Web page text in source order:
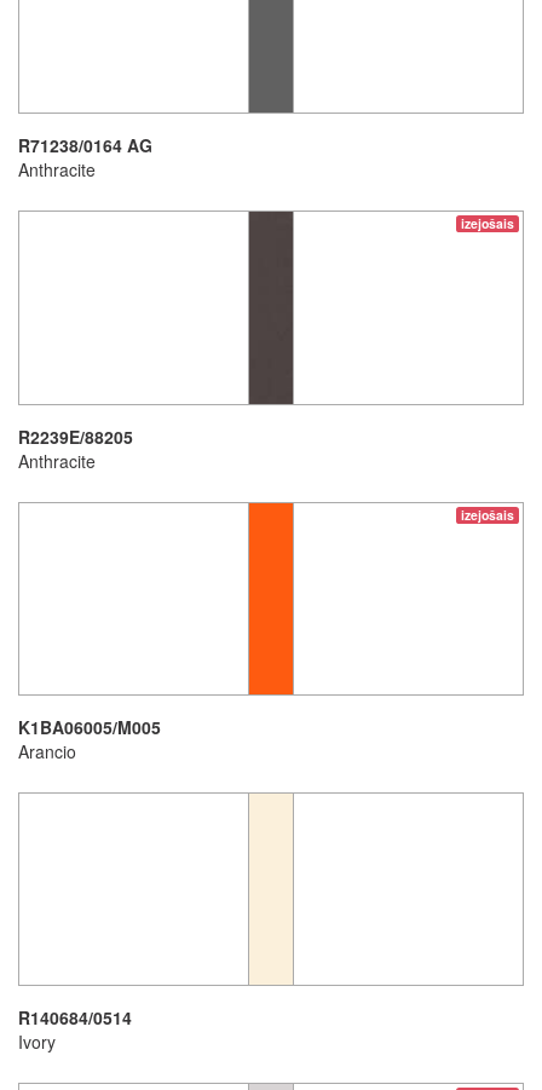
R71238/0164 AG
Anthracite
izejošais
R2239E/88205
Anthracite
izejošais
K1BA06005/M005
Arancio
R140684/0514
Ivory